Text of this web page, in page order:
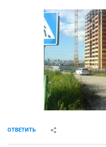
ОТВЕТИТЬ